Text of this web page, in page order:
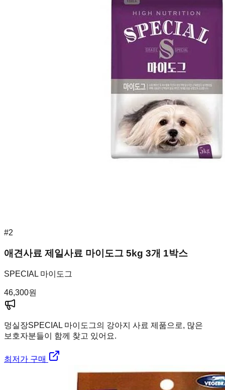
#2
애견사료 제일사료 마이도그 5kg 3개 1박스
SPECIAL 마이도그
46,300원
멍실장SPECIAL 마이도그의 강아지 사료 제품으로, 많은
보호자분들이 함께 찾고 있어요.
최저가 구매